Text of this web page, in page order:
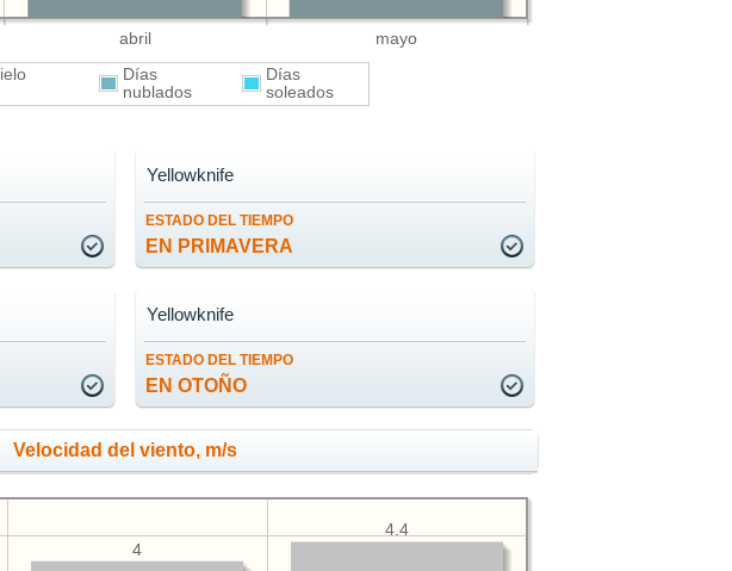
abril mayo
Días
nublados
Días
soleados
ESTADO DEL TIEMPO
EN PRIMAVERA
Yellowknife
ESTADO DEL TIEMPO
EN OTOÑO
Yellowknife
Velocidad del viento, m/s
4.4
4